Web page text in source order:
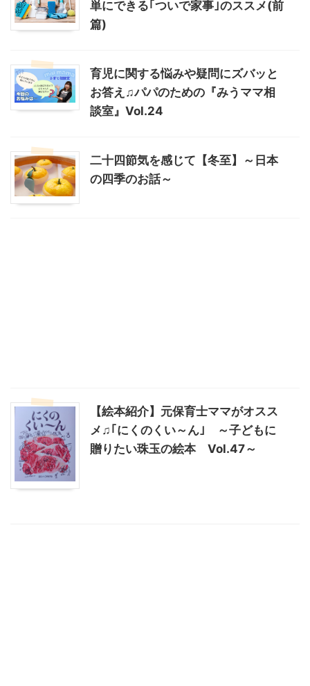
単にできる｢ついで家事｣のススメ(前
篇)
育児に関する悩みや疑問にズバッと
お答え♫パパのための『みうママ相
談室』Vol.24
二十四節気を感じて【冬至】～日本
の四季のお話～
【絵本紹介】元保育士ママがオスス
メ♫｢にくのくい～ん｣ ～子どもに
贈りたい珠玉の絵本 Vol.47～